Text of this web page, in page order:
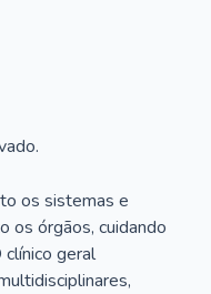
os sistemas e
os órgãos, cuidando
geral